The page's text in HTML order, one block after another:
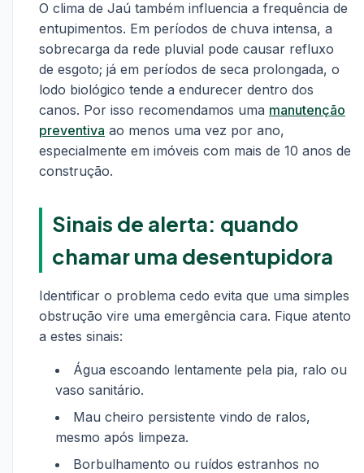
O clima de Jaú também influencia a frequência de
entupimentos. Em períodos de chuva intensa, a
sobrecarga da rede pluvial pode causar refluxo
de esgoto; já em períodos de seca prolongada, o
lodo biológico tende a endurecer dentro dos
canos. Por isso recomendamos uma manutenção
preventiva ao menos uma vez por ano,
especialmente em imóveis com mais de 10 anos de
construção.
Sinais de alerta: quando
chamar uma desentupidora
Identificar o problema cedo evita que uma simples
obstrução vire uma emergência cara. Fique atento
a estes sinais:
Água escoando lentamente pela pia, ralo ou
vaso sanitário.
Mau cheiro persistente vindo de ralos,
mesmo após limpeza.
Borbulhamento ou ruídos estranhos no